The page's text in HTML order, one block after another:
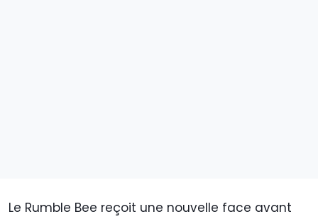
Le Rumble Bee reçoit une nouvelle face avant